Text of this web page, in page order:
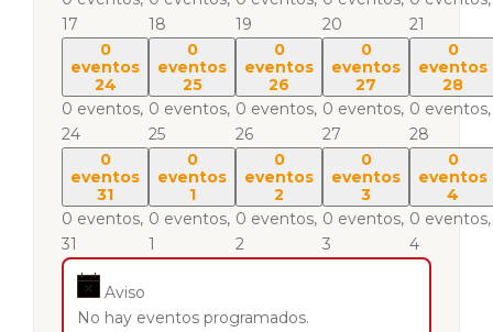
17
18
19
20
21
0
eventos
24
0 eventos,
24
0
eventos
25
0 eventos,
25
0
eventos
26
0 eventos,
26
0
eventos
27
0 eventos,
27
0
eventos
28
0 eventos,
28
0
eventos
31
0 eventos,
31
0
eventos
1
0 eventos,
1
0
eventos
2
0 eventos,
2
0
eventos
3
0 eventos,
3
0
eventos
4
0 eventos,
4
Aviso
No hay eventos programados.